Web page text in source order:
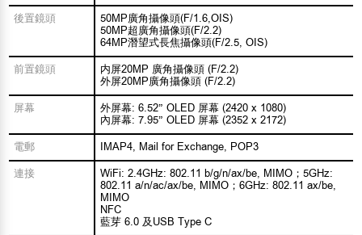
後置鏡頭
50MP廣角攝像頭(F/1.6,OIS)
50MP超廣角攝像頭(F/2.2)
64MP潛望式長焦攝像頭(F/2.5, OIS)
前置鏡頭
内屏20MP 廣角攝像頭 (F/2.2)
外屏20MP廣角攝像頭 (F/2.2)
屏幕
外屏幕: 6.52” OLED 屏幕 (2420 x 1080)
內屏幕: 7.95” OLED 屏幕 (2352 x 2172)
電郵 IMAP4, Mail for Exchange, POP3
連接
WiFi: 2.4GHz: 802.11 b/g/n/ax/be, MIMO；5GHz:
802.11 a/n/ac/ax/be, MIMO；6GHz: 802.11 ax/be,
MIMO
NFC
藍芽 6.0 及USB Type C